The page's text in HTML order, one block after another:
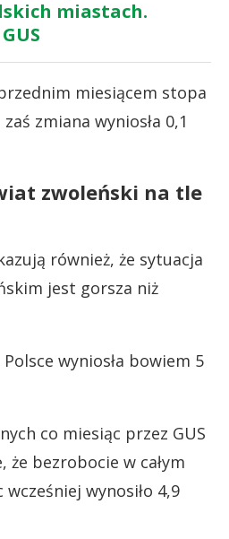
miastach.
miesiącem stopa
zmiana wyniosła 0,1
zwoleński na tle
również, że sytuacja
jest gorsza niż
wyniosła bowiem 5
co miesiąc przez GUS
że bezrobocie w całym
wynosiło 4,9